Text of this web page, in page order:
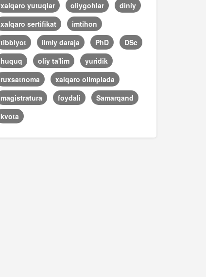
xalqaro yutuqlar
oliygohlar
diniy
xalqaro sertifikat
imtihon
tibbiyot
ilmiy daraja PhD
DSc
huquq
oliy ta'lim
yuridik
ruxsatnoma
xalqaro olimpiada
magistratura
foydali
Samarqand
kvota